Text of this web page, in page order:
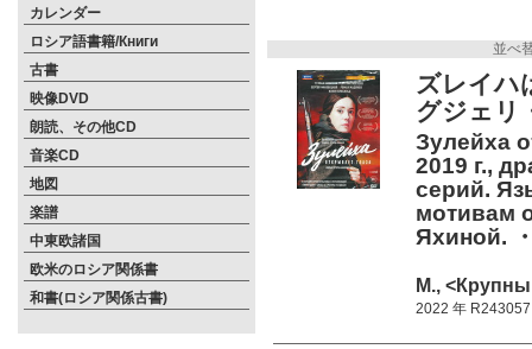
カレンダー
ロシア語書籍/Книги
古書
映像DVD
朗読、その他CD
音楽CD
地図
楽譜
中東欧諸国
欧米のロシア関係書
和書(ロシア関係古書)
並べ
ズレイ
グジェ
Зулейха
2019 г.,
серий.
мотивам
Яхиной.
М.,
2022 年 R243057